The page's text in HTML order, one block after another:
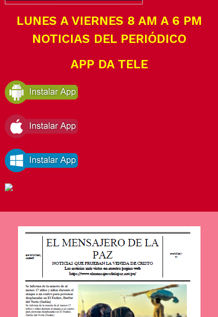
LUNES A VIERNES 8 AM A 6 PM
NOTICIAS DEL PERIÓDICO
APP DA TELE